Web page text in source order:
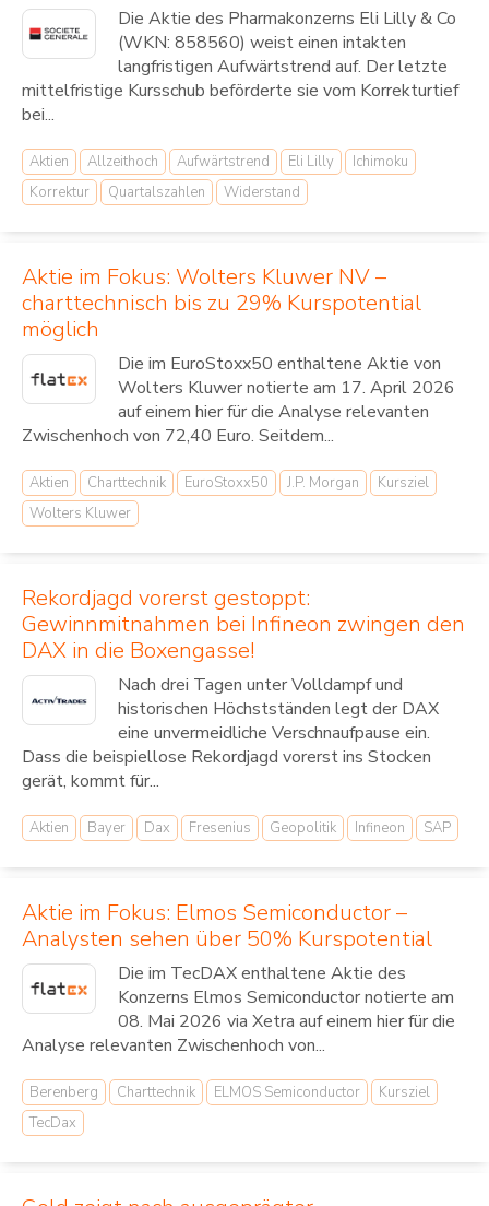
Die Aktie des Pharmakonzerns Eli Lilly & Co
(WKN: 858560) weist einen intakten
langfristigen Aufwärtstrend auf. Der letzte
mittelfristige Kursschub beförderte sie vom Korrekturtief
bei...
Aktien Allzeithoch Aufwärtstrend Eli Lilly
Ichimoku
Korrektur
Quartalszahlen Widerstand
Aktie im Fokus: Wolters Kluwer NV –
charttechnisch bis zu 29% Kurspotential
möglich
Die im EuroStoxx50 enthaltene Aktie von
Wolters Kluwer notierte am 17. April 2026
auf einem hier für die Analyse relevanten
Zwischenhoch von 72,40 Euro. Seitdem...
Aktien Charttechnik EuroStoxx50 J.P. Morgan
Kursziel
Wolters Kluwer
Rekordjagd vorerst gestoppt:
Gewinnmitnahmen bei Infineon zwingen den
DAX in die Boxengasse!
Nach drei Tagen unter Volldampf und
historischen Höchstständen legt der DAX
eine unvermeidliche Verschnaufpause ein.
Dass die beispiellose Rekordjagd vorerst ins Stocken
gerät, kommt für...
Aktien Bayer Dax Fresenius Geopolitik Infineon SAP
Aktie im Fokus: Elmos Semiconductor –
Analysten sehen über 50% Kurspotential
Die im TecDAX enthaltene Aktie des
Konzerns Elmos Semiconductor notierte am
08. Mai 2026 via Xetra auf einem hier für die
Analyse relevanten Zwischenhoch von...
Berenberg Charttechnik ELMOS Semiconductor
Kursziel
TecDax